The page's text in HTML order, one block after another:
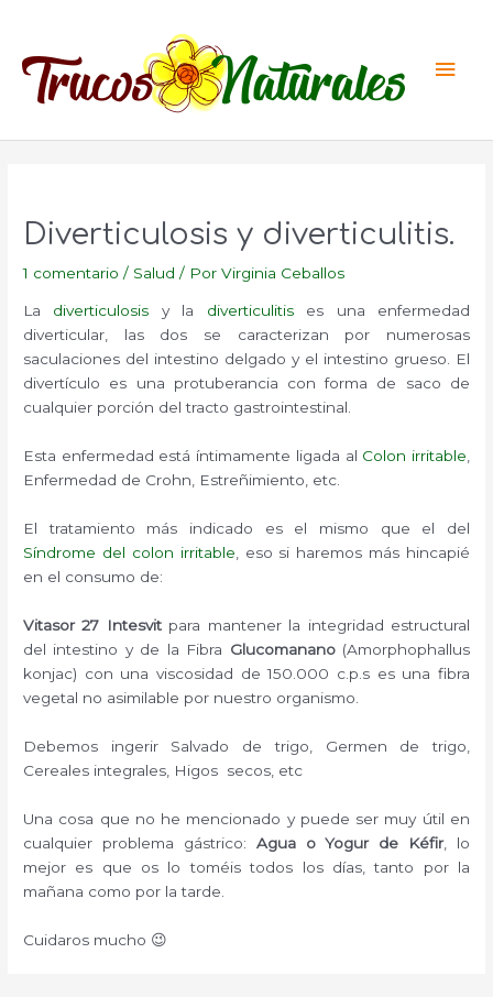
contenido
Diverticulosis y diverticulitis.
1 comentario / Salud / PorVirginia Ceballos
La diverticulosis y la diverticulitises una enfermedad
diverticular, las dos se caracterizan por numerosas
saculaciones del intestino delgado y el intestino grueso. El
divertículo es una protuberancia con forma de saco de
cualquier porción del tracto gastrointestinal.
Esta enfermedad está íntimamente ligada al Colon irritable,
Enfermedad de Crohn, Estreñimiento, etc.
El tratamiento más indicado es el mismo que el del
Síndrome del colon irritable , eso si haremos más hincapié
en el consumo de:
Vitasor 27 Intesvitpara mantener la integridad estructural
del intestino y de la Fibra Glucomanano(Amorphophallus
konjac) con una viscosidad de 150.000 c.p.s es una fibra
vegetal no asimilable por nuestro organismo.
Debemos ingerir Salvado de trigo, Germen de trigo,
Cereales integrales, Higos secos, etc
Una cosa que no he mencionado y puede ser muy útil en
cualquier problema gástrico: Agua o Yogur de Kéfir, lo
mejor es que os lo toméis todos los días, tanto por la
mañana como por la tarde.
Cuidaros mucho 😉